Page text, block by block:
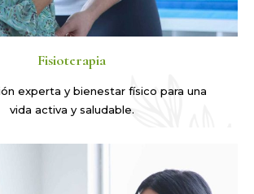
Fisioterapia
experta y bienestar físico para una
vida activa y saludable.